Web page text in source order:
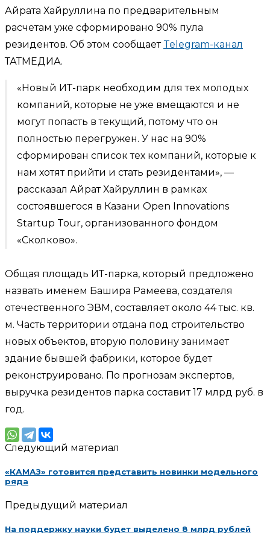
Айрата Хайруллина по предварительным
расчетам уже сформировано 90% пула
резидентов. Об этом сообщает Telegram-канал
ТАТМЕДИА.
«Новый ИТ-парк необходим для тех молодых
компаний, которые не уже вмещаются и не
могут попасть в текущий, потому что он
полностью перегружен. У нас на 90%
сформирован список тех компаний, которые к
нам хотят прийти и стать резидентами», —
рассказал Айрат Хайруллин в рамках
состоявшегося в Казани Open Innovations
Startup Tour, организованного фондом
«Сколково».
Общая площадь ИТ-парка, который предложено
назвать именем Башира Рамеева, создателя
отечественного ЭВМ, составляет около 44 тыс. кв.
м. Часть территории отдана под строительство
новых объектов, вторую половину занимает
здание бывшей фабрики, которое будет
реконструировано. По прогнозам экспертов,
выручка резидентов парка составит 17 млрд руб. в
год.
Следующий материал
«КАМАЗ» готовится представить новинки модельного
ряда
Предыдущий материал
На поддержку науки будет выделено 8 млрд рублей